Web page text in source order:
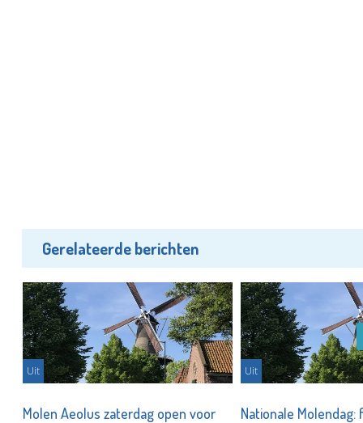
Gerelateerde berichten
Uit
Molen Aeolus zaterdag open voor
Uit
Nationale